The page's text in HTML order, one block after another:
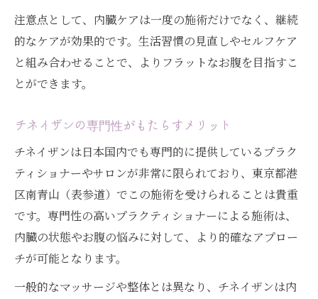
注意点として、内臓ケアは一度の施術だけでなく、継続
的なケアが効果的です。生活習慣の見直しやセルフケア
と組み合わせることで、よりフラットなお腹を目指すこ
とができます。
チネイザンの専門性がもたらすメリット
チネイザンは日本国内でも専門的に提供しているプラク
ティショナーやサロンが非常に限られており、東京都港
区南青山（表参道）でこの施術を受けられることは貴重
です。専門性の高いプラクティショナーによる施術は、
内臓の状態やお腹の悩みに対して、より的確なアプロー
チが可能となります。
一般的なマッサージや整体とは異なり、チネイザンは内